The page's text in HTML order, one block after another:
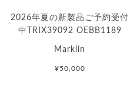
2026年夏の新製品ご予約受付
中TRIX39092 OEBB1189
Marklin
¥50,000